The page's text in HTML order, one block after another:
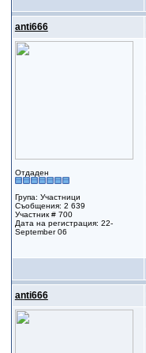
anti666
Отдаден
Група: Участници
Съобщения: 2 639
Участник # 700
Дата на регистрация: 22-
September 06
anti666